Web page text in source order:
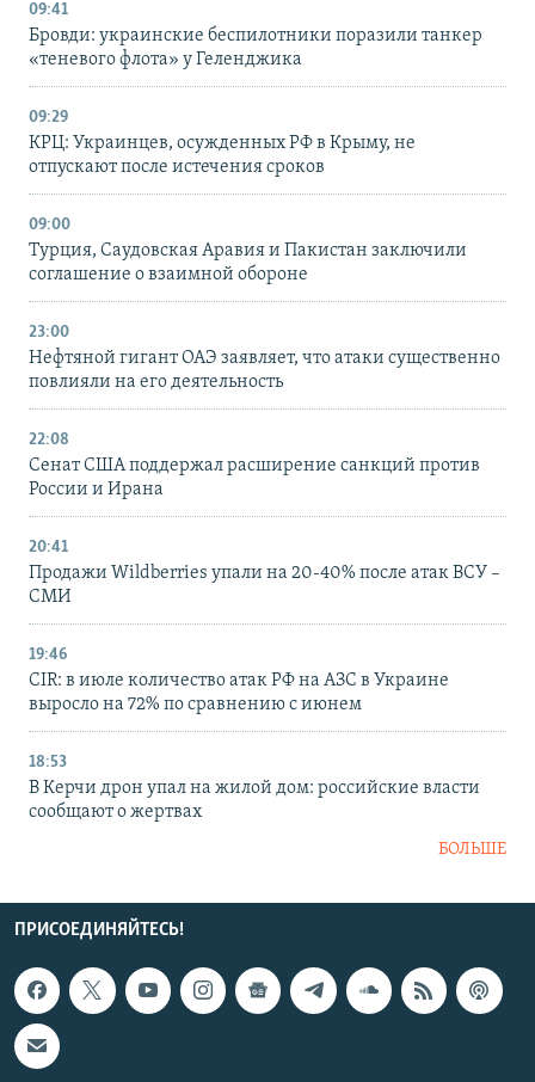
09:41
Бровди: украинские беспилотники поразили танкер
«теневого флота» у Геленджика
09:29
КРЦ: Украинцев, осужденных РФ в Крыму, не
отпускают после истечения сроков
09:00
Турция, Саудовская Аравия и Пакистан заключили
соглашение о взаимной обороне
23:00
Нефтяной гигант ОАЭ заявляет, что атаки существенно
повлияли на его деятельность
22:08
Сенат США поддержал расширение санкций против
России и Ирана
20:41
Продажи Wildberries упали на 20-40% после атак ВСУ –
СМИ
19:46
CIR: в июле количество атак РФ на АЗС в Украине
выросло на 72% по сравнению с июнем
18:53
В Керчи дрон упал на жилой дом: российские власти
сообщают о жертвах
БОЛЬШЕ
ПРИСОЕДИНЯЙТЕСЬ!